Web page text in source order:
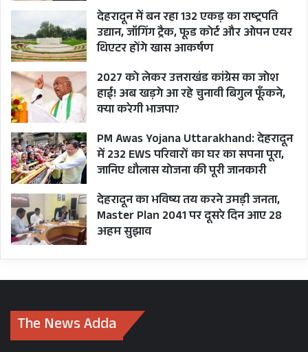
देहरादून में बन रहा 132 एकड़ का राष्ट्रपति
उद्यान, जॉगिंग ट्रैक, फूड कोर्ट और ओपन एयर
थिएटर होंगे खास आकर्षण
2027 को लेकर उत्तराखंड कांग्रेस का जोश
हाई! अब खड़गे आ रहे चुनावी बिगुल फूँकने,
क्या करेगी भाजपा?
PM Awas Yojana Uttarakhand: देहरादून
में 232 EWS परिवारों का घर का सपना पूरा,
जानिए धौलास योजना की पूरी जानकारी
देहरादून का भविष्य तय करने उमड़ी जनता,
Master Plan 2041 पर दूसरे दिन आए 28
अहम सुझाव
The News Adda